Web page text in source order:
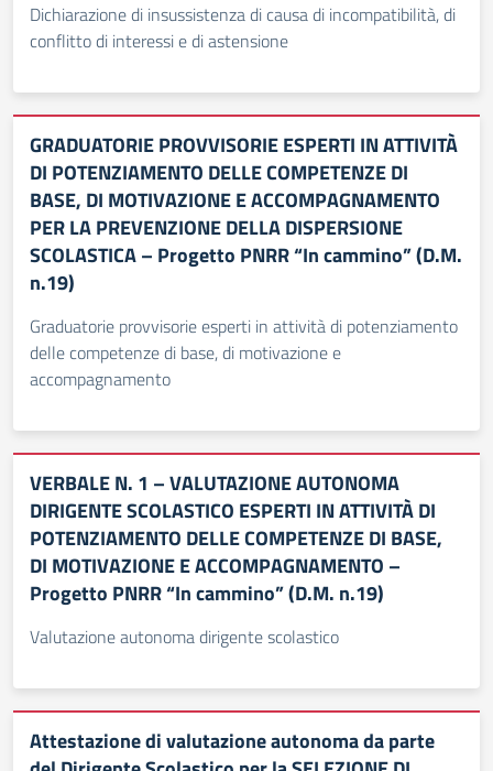
Dichiarazione di insussistenza di causa di incompatibilità, di
conflitto di interessi e di astensione
GRADUATORIE PROVVISORIE ESPERTI IN ATTIVITÀ
DI POTENZIAMENTO DELLE COMPETENZE DI
BASE, DI MOTIVAZIONE E ACCOMPAGNAMENTO
PER LA PREVENZIONE DELLA DISPERSIONE
SCOLASTICA – Progetto PNRR “In cammino” (D.M.
n.19)
Graduatorie provvisorie esperti in attività di potenziamento
delle competenze di base, di motivazione e
accompagnamento
VERBALE N. 1 – VALUTAZIONE AUTONOMA
DIRIGENTE SCOLASTICO ESPERTI IN ATTIVITÀ DI
POTENZIAMENTO DELLE COMPETENZE DI BASE,
DI MOTIVAZIONE E ACCOMPAGNAMENTO –
Progetto PNRR “In cammino” (D.M. n.19)
Valutazione autonoma dirigente scolastico
Attestazione di valutazione autonoma da parte